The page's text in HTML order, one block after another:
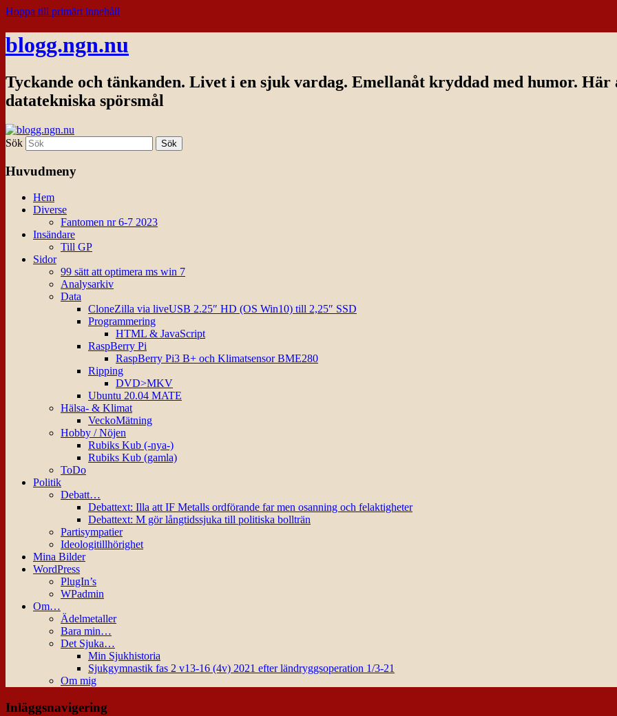
Hoppa till primärt innehåll
blogg.ngn.nu
Tyckande och tänkanden. Livet i en sjuk vardag. Emellanåt kryddad med humor. Här
datatekniska spörsmål
Sök
Huvudmeny
Hem
Diverse
Fantomen nr 6-7 2023
Insändare
Till GP
Sidor
99 sätt att optimera ms win 7
Analysarkiv
Data
CloneZilla via liveUSB 2.25″ HD (OS Win10) till 2,25″ SSD
Programmering
HTML & JavaScript
RaspBerry Pi
RaspBerry Pi3 B+ och Klimatsensor BME280
Ripping
DVD>MKV
Ubuntu 20.04 MATE
Hälsa- & Klimat
VeckoMätning
Hobby / Nöjen
Rubiks Kub (-nya-)
Rubiks Kub (gamla)
ToDo
Politik
Debatt…
Debattext: Illa att IF Metalls ordförande far men osanning och felaktigheter
Debattext: M gör långtidssjuka till politiska bollträn
Partisympatier
Ideologitillhörighet
Mina Bilder
WordPress
PlugIn’s
WPadmin
Om…
Ädelmetaller
Bara min…
Det Sjuka…
Min Sjukhistoria
Sjukgymnastik fas 2 v13-16 (4v) 2021 efter ländryggsoperation 1/3-21
Om mig
Inläggsnavigering